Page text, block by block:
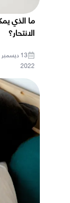
ما الذي
الانتحار؟
13
2022